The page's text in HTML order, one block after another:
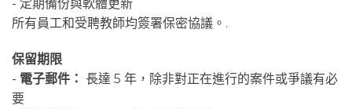
- 定期備份與軟體更新
所有員工和受聘教師均簽署保密協議。.
保留期限
- 電子郵件： 長達 5 年，除非對正在進行的案件或爭議有必
要